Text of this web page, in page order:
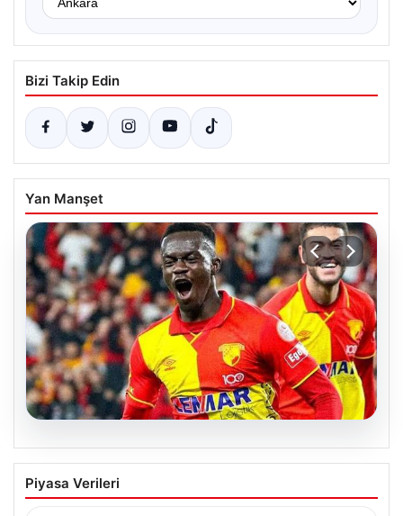
Bizi Takip Edin
Yan Manşet
Göztepe para basacak! Yine dev satış
geliyor
Piyasa Verileri